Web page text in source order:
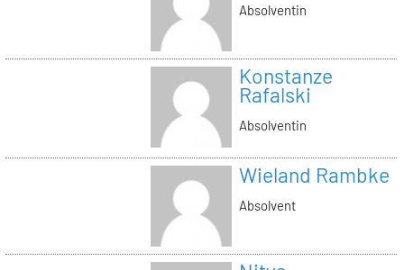
Absolventin
Konstanze
Rafalski
Absolventin
Wieland Rambke
Absolvent